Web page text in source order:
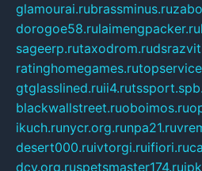
glamourai.rubrassminus.ru
dorogoe58.rulaimengpacker.ru
sageerp.rutaxodrom.ru
ratinghomegames.ru
gtglasslined.ruii4.ru
blackwallstreet.ruoboimos.ru
ikuch.runycr.org.runpa21.ru
desert000.ruivtorgi.ruifiori.ru
dcv.org.ruspetsmaster174.ru